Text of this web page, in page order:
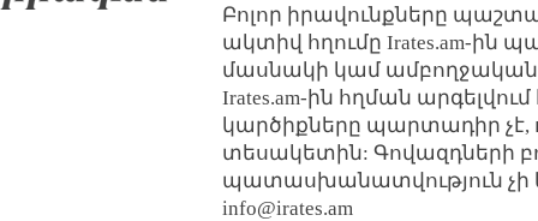
Բոլոր իրավունքները
ակտիվ հղումը Irates.am-ին
մասնակի կամ ամբողջական
Irates.am-ին հղման
կարծիքները պարտադիր չէ,
տեսակետին: Գովազդների
պատասխանատվություն չի
info@irates.am